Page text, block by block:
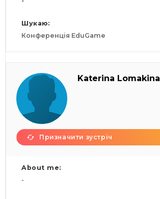
Шукаю:
Конференція EduGame
Katerina Lomakina
Призначити зустріч
About me:
-